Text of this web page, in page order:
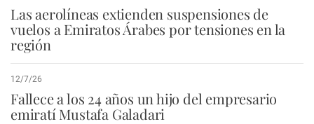
Las aerolíneas extienden suspensiones de
vuelos a Emiratos Árabes por tensiones en la
región
12/7/26
Fallece a los 24 años un hijo del empresario
emiratí Mustafa Galadari